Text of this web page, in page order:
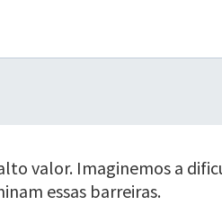
valor. Imaginemos a
essas barreiras.